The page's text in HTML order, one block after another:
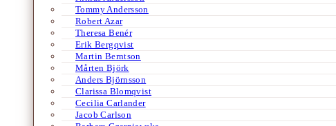
Tommy Andersson
Robert Azar
Theresa Benér
Erik Bergqvist
Martin Berntson
Mårten Björk
Anders Björnsson
Clarissa Blomqvist
Cecilia Carlander
Jacob Carlson